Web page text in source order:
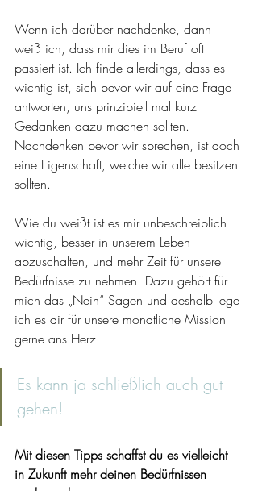
Wenn ich darüber nachdenke, dann
weiß ich, dass mir dies im Beruf oft
passiert ist. Ich finde allerdings, dass es
wichtig ist, sich bevor wir auf eine Frage
antworten, uns prinzipiell mal kurz
Gedanken dazu machen sollten.
Nachdenken bevor wir sprechen, ist doch
eine Eigenschaft, welche wir alle besitzen
sollten.
Wie du weißt ist es mir unbeschreiblich
wichtig, besser in unserem Leben
abzuschalten, und mehr Zeit für unsere
Bedürfnisse zu nehmen. Dazu gehört für
mich das „Nein“ Sagen und deshalb lege
ich es dir für unsere monatliche Mission
gerne ans Herz.
Es kann ja schließlich auch gut
gehen!
Mit diesen Tipps schaffst du es vielleicht
in Zukunft mehr deinen Bedürfnissen